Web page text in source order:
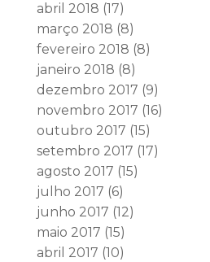
abril 2018 (17)
março 2018 (8)
fevereiro 2018 (8)
janeiro 2018 (8)
dezembro 2017 (9)
novembro 2017 (16)
outubro 2017 (15)
setembro 2017 (17)
agosto 2017 (15)
julho 2017 (6)
junho 2017 (12)
maio 2017 (15)
abril 2017 (10)